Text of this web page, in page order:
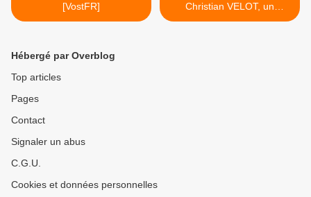
[VostFR]
Christian VELOT, un
chercheur opposé aux
Hébergé par Overblog
Top articles
Pages
Contact
Signaler un abus
C.G.U.
Cookies et données personnelles